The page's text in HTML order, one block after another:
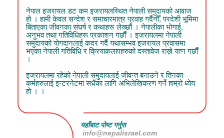
नेपाल इजरायल डट कम इजरायलस्थित नेपाली समुदायको आवाज
हो । हामी केवल सन्देश र समाचारमात्र प्रवाह गर्दैनौँ, परदेशी भूमिमा
बिताएका जीवनका संघर्ष र कथाहरू लेख्छौं । नेपालीका भोगाई,
अनुभव तथा गतिविधिहरू प्रकाशन गर्छौं । इजरायलमा नेपाली
समुदायको योगदानलाई कदर गर्दै यथासम्भव इजरायल प्रवासमा
भएका नेपाली गतिविधि र क्रियाकलापहरुको दस्तावेज राख्ने यत्न गर्छौं
।
इजरायलमा रहेको नेपाली समुदायलाई जीवन्त बनाउने र तिनका
कर्महरुलाई इन्टरनेटमा सधैंका लागि अभिलेखिकरण गर्ने हाम्रो ध्येय
हो । ।
यहाँबाट पोष्ट गर्नुस
info@nepalisrael.com